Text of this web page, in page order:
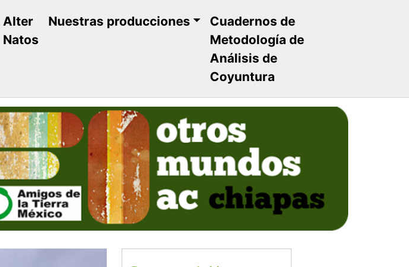
Alter
Natos
Nuestras producciones
Cuadernos de
Metodología de
Análisis de
Coyuntura